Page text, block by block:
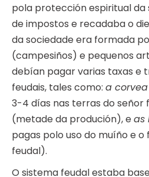
pola protección espiritual da
de impostos e recadaba o
da sociedade era formada
(campesiños) e pequenos
debían pagar varias taxas e
feudais, tales como: a corvea
3-4 días nas terras do señor
(metade da produción), eas
pagas polo uso do muíño e
feudal).
O sistema feudal estaba